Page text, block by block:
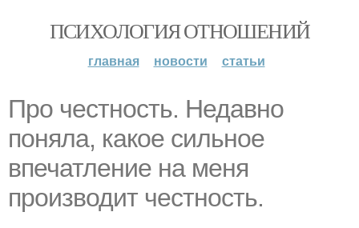
ПСИХОЛОГИЯ ОТНОШЕНИЙ
главная новости статьи
Про честность. Недавно
поняла, какое сильное
впечатление на меня
производит честность.